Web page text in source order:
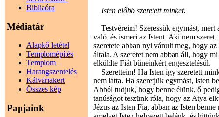
Bibliaóra
Médiatár
Alapkő letétel
Templomépítés
Templom
Harangszentelés
Kálváriakert
Összes kép
Papjaink
Isten előbb szeretett minket.
Testvéreim! Szeressük egymást, mert
való, és ismeri az Istent. Aki nem
szeretete abban nyilvánult meg, hogy
általa. A szeretet nem abban áll, hogy
elküldte Fiát bűneinkért engesztelésül.
Szeretteim! Ha Isten így szeretett
nem látta. Ha szeretjük egymást, Isten
Abból tudjuk, hogy benne élünk, ő
tanúságot teszünk róla, hogy az Atya
Jézus az Isten Fia, abban az Isten